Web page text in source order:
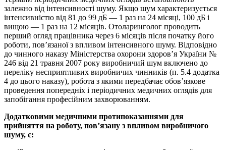
залежно від інтенсивності шуму. Якщо шум характеризується
інтенсивністю від 81 до 99 дБ — 1 раз на 24 місяці, 100 дБ і
вищою — 1 раз на 12 місяців. Отоларинголог проводить
перший огляд працівника через 6 місяців після початку його
роботи, пов’язаної з впливом інтенсивного шуму. Відповідно
до чинного наказу Міністерства охорони здоров’я України №
246 від 21 травня 2007 року виробничий шум включено до
переліку несприятливих виробничих чинників (п. 5.4 додатка
4 до цього наказу), робота з якими передбачає обов’язкове
проведення попередніх і періодичних медичних оглядів для
запобігання професійним захворюванням.
Додатковими медичними протипоказаннями для
прийняття на роботу, пов’язану з впливом виробничого
шуму, є: